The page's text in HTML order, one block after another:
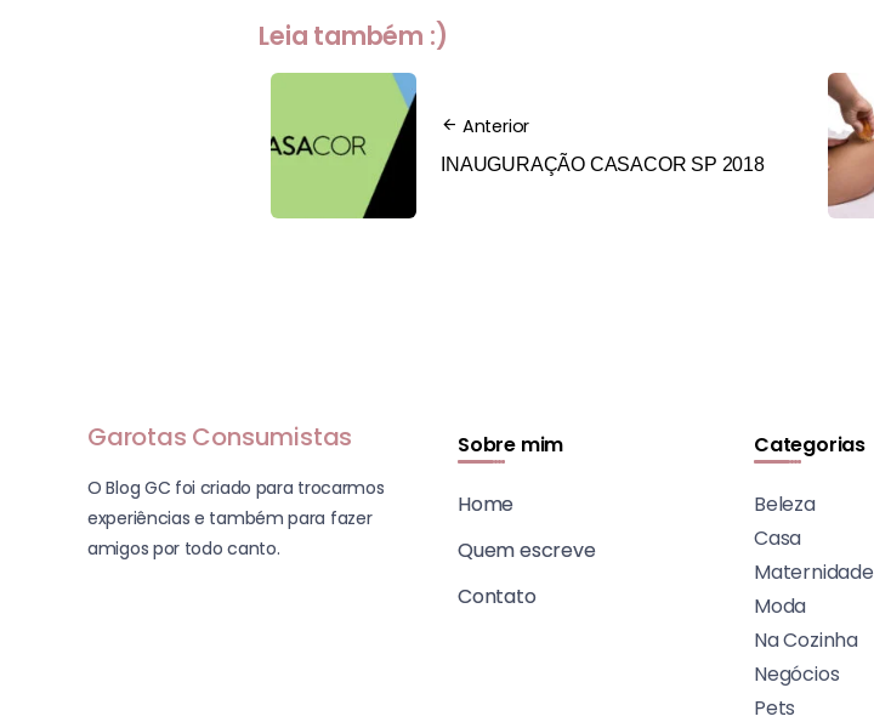
Leia também :)
Anterior
INAUGURAÇÃO CASACOR SP 2018
Garotas Consumistas
O Blog GC foi criado para trocarmos
experiências e também para fazer
amigos por todo canto.
Sobre mim
Home
Quem escreve
Contato
Categorias
Beleza
Casa
Maternidade
Moda
Na Cozinha
Negócios
Pets